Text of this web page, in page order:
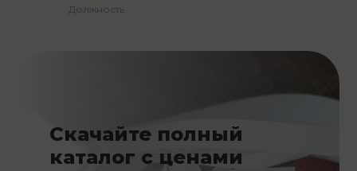
Должность
Скачайте полный
каталог с ценами